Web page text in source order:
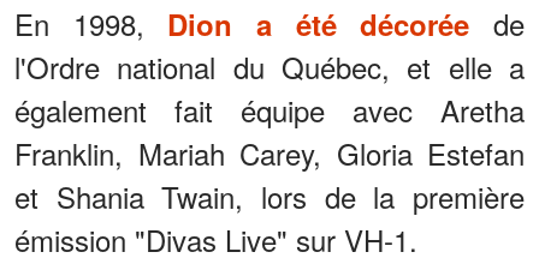
En 1998, Dion a été décorée de
l'Ordre national du Québec, et elle a
également fait équipe avec Aretha
Franklin, Mariah Carey, Gloria Estefan
et Shania Twain, lors de la première
émission "Divas Live" sur VH-1.